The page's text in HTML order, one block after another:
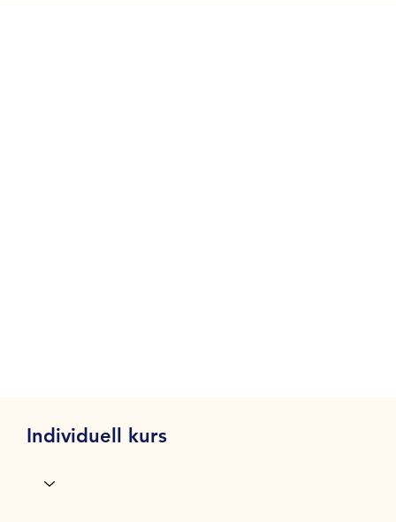
Individuell kurs